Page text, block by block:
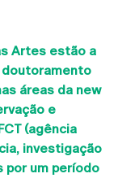
Artes estão a
áreas da new
e
(agência
investigação
​​por um período